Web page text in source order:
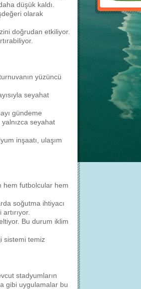
düşük kaldı.
olarak
doğrudan etkiliyor.
yüzüncü
seyahat
gündeme
seyahat
inşaatı, ulaşım
hem futbolcular hem
soğutma ihtiyacı
Bu durum iklim
sistemi temiz
stadyumların
gibi uygulamalar bu